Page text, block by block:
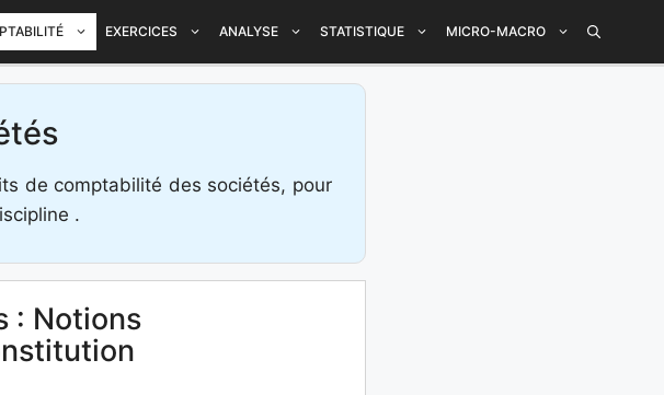
EXERCICES ANALYSE STATISTIQUE MICRO-MACRO
de comptabilité des sociétés, pour
.
: Notions